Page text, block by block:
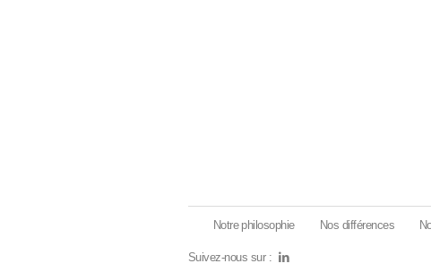
Notre philosophie Nos différences
Suivez-nous sur :